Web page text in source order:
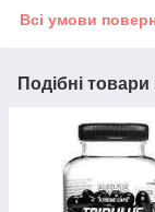
Всі умови
Подібні товари